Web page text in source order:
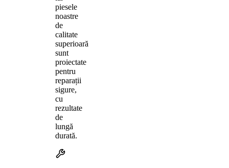
piesele
noastre
de
calitate
superioară
sunt
proiectate
pentru
reparații
sigure,
cu
rezultate
de
lungă
durată.